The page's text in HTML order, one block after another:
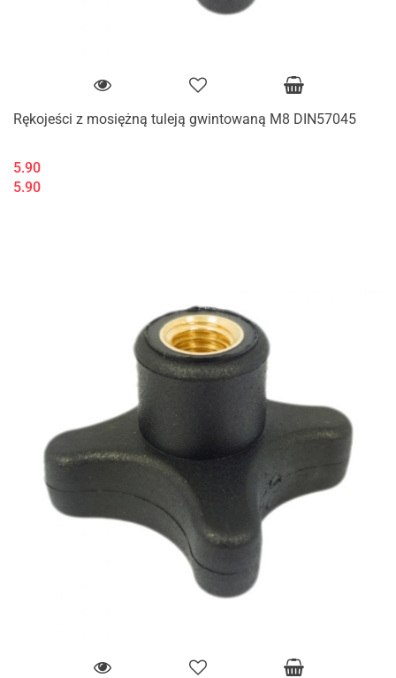
Rękojeści z mosiężną tuleją gwintowaną M8 DIN57045
5.90
5.90